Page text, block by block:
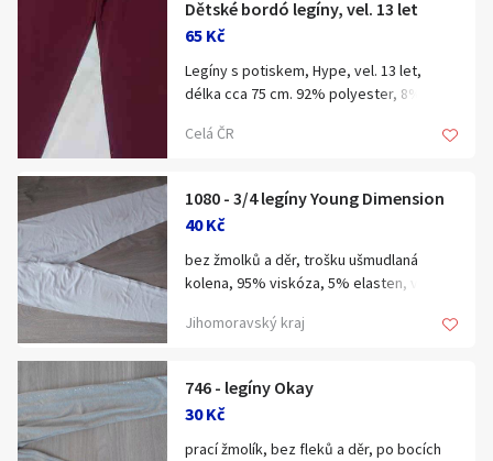
Dětské bordó legíny, vel. 13 let
65 Kč
Legíny s potiskem, Hype, vel. 13 let,
délka cca 75 cm. 92% polyester, 8%
popraskaný, viz foto.
Celá ČR
1080 - 3/4 legíny Young Dimension
40 Kč
bez žmolků a děr, trošku ušmudlaná
kolena, 95% viskóza, 5% elasten, vel.146
Jihomoravský kraj
746 - legíny Okay
30 Kč
prací žmolík, bez fleků a děr, po bocích
Km
Celá ČR
Jihočeský kraj
Jihomoravský kraj
Zobrazit všechny regiony
Stáří inzerátu
Klíčové slovo:
Neuvedeno
Lokalita:
Neuvedeno
Večer
E-mail
Souhlasím s personalizací nabídek, zasíláním
marketingových materiálů a upozornění.